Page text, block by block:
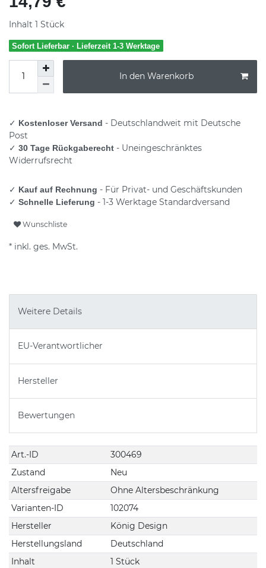
Inhalt 1 Stück
Sofort Lieferbar · Lieferzeit 1-3 Werktage
In den Warenkorb
✓ Kostenloser Versand - Deutschlandweit mit Deutsche
Post
✓ 30 Tage Rückgaberecht - Uneingeschränktes
Widerrufsrecht
✓ Kauf auf Rechnung - Für Privat- und Geschäftskunden
✓ Schnelle Lieferung - 1-3 Werktage Standardversand
Wunschliste
* inkl. ges. MwSt.
Weitere Details
EU-Verantwortlicher
Hersteller
Bewertungen
Technisches
Merkmal
Wert
Art.-ID
300469
Zustand
Neu
Altersfreigabe
Ohne Altersbeschränkung
Varianten-ID
102074
Hersteller
König Design
Herstellungsland
Deutschland
Inhalt
1 Stück